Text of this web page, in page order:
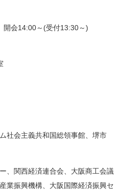
会14:00～(受付13:30～)
社会主義共和国総領事館、堺市
、関西経済連合会、大阪商工会議
業振興機構、大阪国際経済振興セ